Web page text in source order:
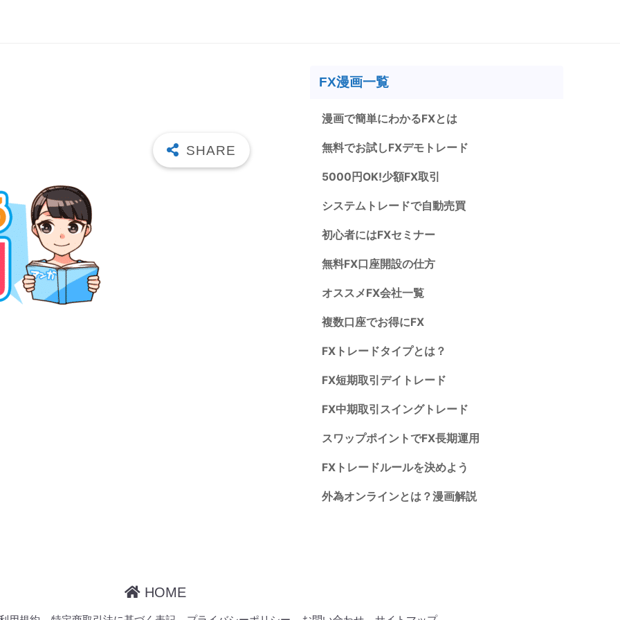
FX漫画一覧
漫画で簡単にわかるFXとは
無料でお試しFXデモトレード
5000円OK!少額FX取引
システムトレードで自動売買
初心者にはFXセミナー
無料FX口座開設の仕方
オススメFX会社一覧
複数口座でお得にFX
FXトレードタイプとは？
FX短期取引デイトレード
FX中期取引スイングトレード
スワップポイントでFX長期運用
FXトレードルールを決めよう
外為オンラインとは？漫画解説
HOME